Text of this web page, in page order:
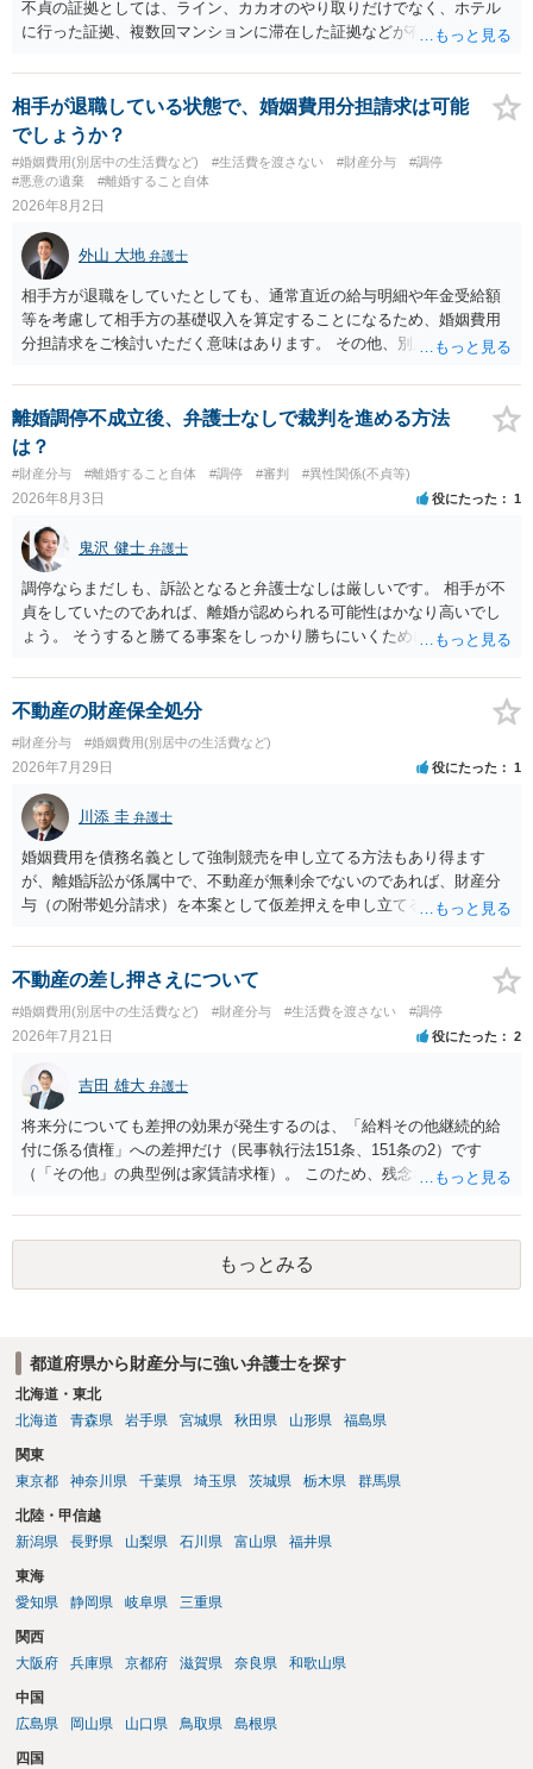
不貞の証拠としては、ライン、カカオのやり取りだけでなく、ホテル
に行った証拠、複数回マンションに滞在した証拠などが有効です。 不
婚する、慰謝料をとるなど）ことができると思われます。 ただし、不
貞発覚後、長期間同居を続けると、不貞を許したとの評価につながる
場合がありますので、ご注意ください。 以上、ご参考まで。
相手が退職している状態で、婚姻費用分担請求は可能
でしょうか？
#婚姻費用(別居中の生活費など) #生活費を渡さない #財産分与
#調停
#悪意の遺棄
#離婚すること自体
2026年8月2日
外山 大地 弁護士
相手方が退職をしていたとしても、通常直近の給与明細や年金受給額
等を考慮して相手方の基礎収入を算定することになるため、婚姻費用
分担請求をご検討いただく意味はあります。 その他、別居の経緯、質
て、ご検討いただくのが良いかと思います。
離婚調停不成立後、弁護士なしで裁判を進める方法
は？
#財産分与 #離婚すること自体 #調停 #審判 #異性関係(不貞等)
2026年8月3日 役にたった 1
鬼沢 健士 弁護士
調停ならまだしも、訴訟となると弁護士なしは厳しいです。 相手が不
貞をしていたのであれば、離婚が認められる可能性はかなり高いでし
ょう。 そうすると勝てる事案をしっかり勝ちにいくためにも弁護士委
不動産の財産保全処分
#財産分与 #婚姻費用(別居中の生活費など)
2026年7月29日 役にたった 1
川添 圭 弁護士
婚姻費用を債務名義として強制競売を申し立てる方法もあり得ます
が、離婚訴訟が係属中で、不動産が無剰余でないのであれば、財産分
与（の附帯処分請求）を本案として仮差押えを申し立てる（法的には
えられます。弁護士へ依頼しているのであれば、担当弁護士とよく相
談してください。
不動産の差し押さえについて
#婚姻費用(別居中の生活費など) #財産分与 #生活費を渡さない #調停
2026年7月21日 役にたった 2
吉田 雄大 弁護士
将来分についても差押の効果が発生するのは、「給料その他継続的給
付に係る債権」への差押だけ（民事執行法151条、151条の2）です
（「その他」の典型例は家賃請求権）。 このため、残念ながらお答え
のみが配当の対象です。
もっとみる
都道府県から財産分与に強い弁護士を探す
北海道・東北
北海道
青森県 岩手県 宮城県 秋田県 山形県 福島県
関東
東京都
神奈川県 千葉県 埼玉県 茨城県 栃木県 群馬県
北陸・甲信越
新潟県
長野県 山梨県 石川県 富山県 福井県
東海
愛知県
静岡県 岐阜県 三重県
関西
大阪府
兵庫県 京都府 滋賀県 奈良県 和歌山県
中国
広島県
岡山県 山口県 鳥取県 島根県
四国